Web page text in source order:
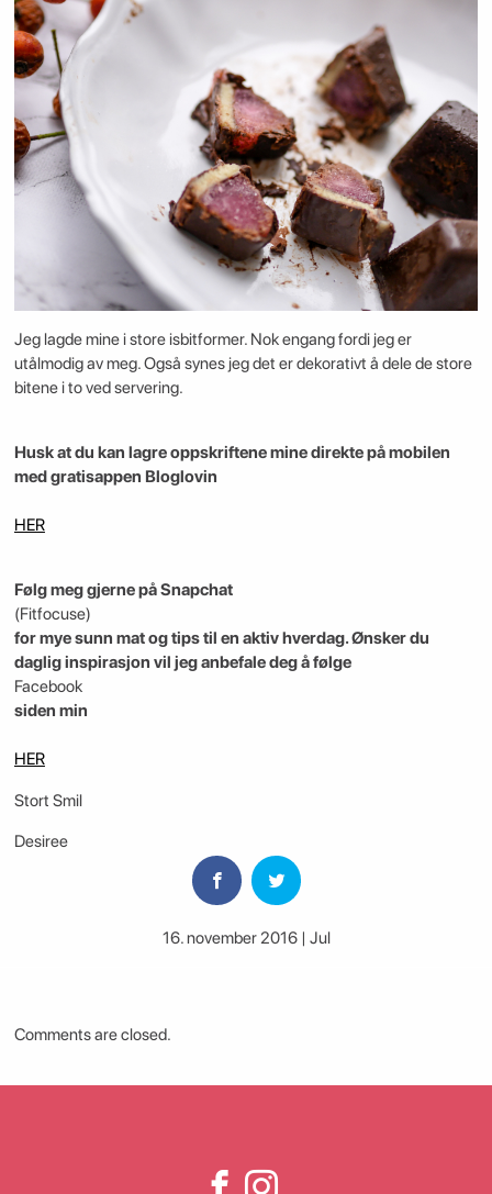
Jeg lagde mine i store isbitformer. Nok engang fordi jeg er
utålmodig av meg. Også synes jeg det er dekorativt å dele de store
bitene i to ved servering.
Husk at du kan lagre oppskriftene mine direkte på mobilen
med gratisappen Bloglovin
HER
Følg meg gjerne på Snapchat
(Fitfocuse)
for mye sunn mat og tips til en aktiv hverdag. Ønsker du
daglig inspirasjon vil jeg anbefale deg å følge
Facebook
siden min
HER
Stort Smil
Desiree
16. november 2016 | Jul
Comments are closed.